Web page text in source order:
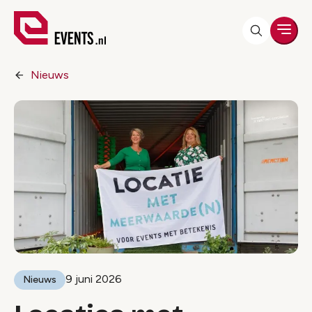
Nieuws
Nieuws 9 juni 2026